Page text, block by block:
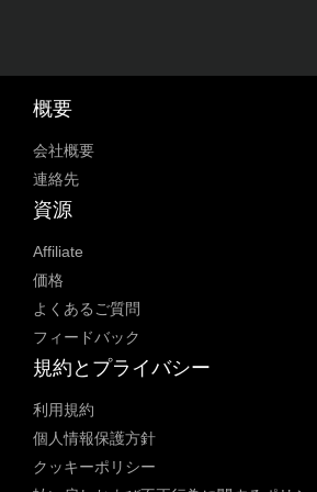
概要
会社概要
連絡先
資源
Affiliate
価格
よくあるご質問
フィードバック
規約とプライバシー
利用規約
個人情報保護方針
クッキーポリシー